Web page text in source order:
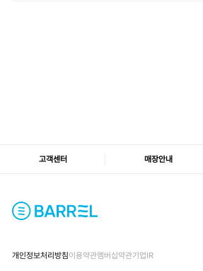
고객센터 매장안내
개인정보처리방침이용약관멤버십약관기업IR